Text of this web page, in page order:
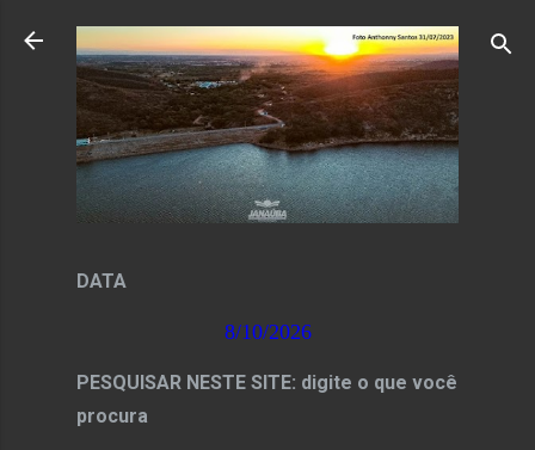
Pular para o conteúdo principal
DATA
8/10/2026
PESQUISAR NESTE SITE: digite o que você
procura